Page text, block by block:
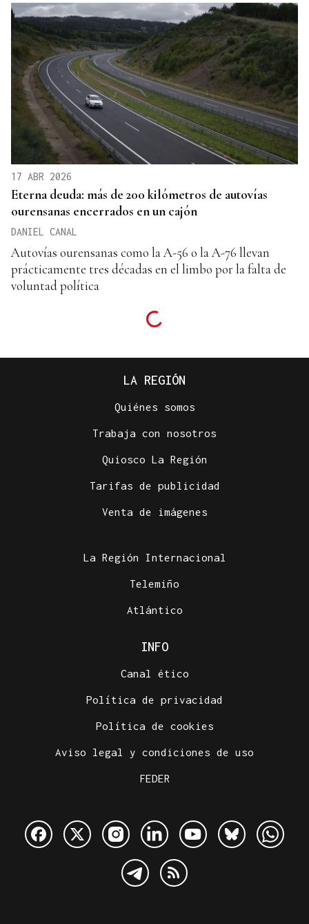
17 ABR 2026
Eterna deuda: más de 200 kilómetros de autovías
ourensanas encerrados en un cajón
DANIEL CANAL
Autovías ourensanas como la A-56 o la A-76 llevan
prácticamente tres décadas en el limbo por la falta de
voluntad política
LA REGIÓN
Quiénes somos
Trabaja con nosotros
Quiosco La Región
Tarifas de publicidad
Venta de imágenes
La Región Internacional
Telemiño
Atlántico
INFO
Canal ético
Política de privacidad
Política de cookies
Aviso legal y condiciones de uso
FEDER